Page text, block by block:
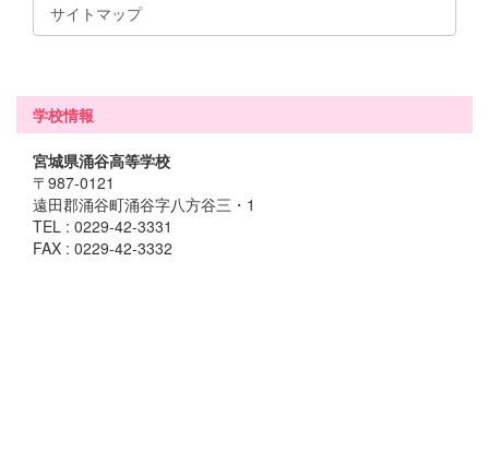
サイトマップ
学校情報
宮城県涌谷高等学校
〒987-0121
遠田郡涌谷町涌谷字八方谷三・1
TEL : 0229-42-3331
FAX : 0229-42-3332